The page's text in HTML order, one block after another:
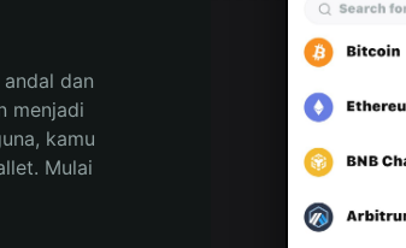
dan
menjadi
kamu
Mulai